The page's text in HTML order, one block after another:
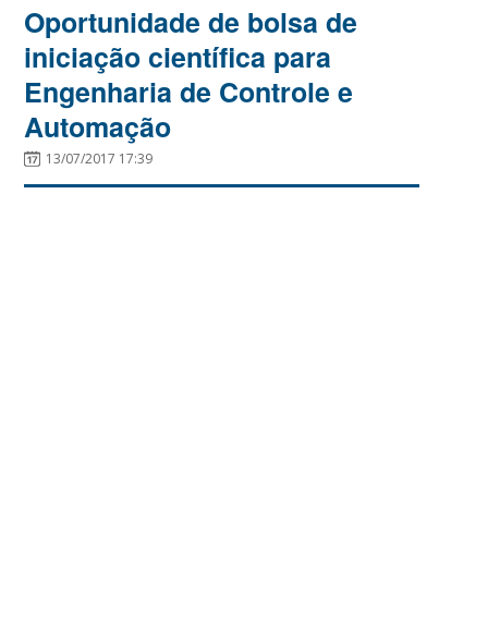
Oportunidade de bolsa de
iniciação científica para
Engenharia de Controle e
Automação
13/07/2017 17:39